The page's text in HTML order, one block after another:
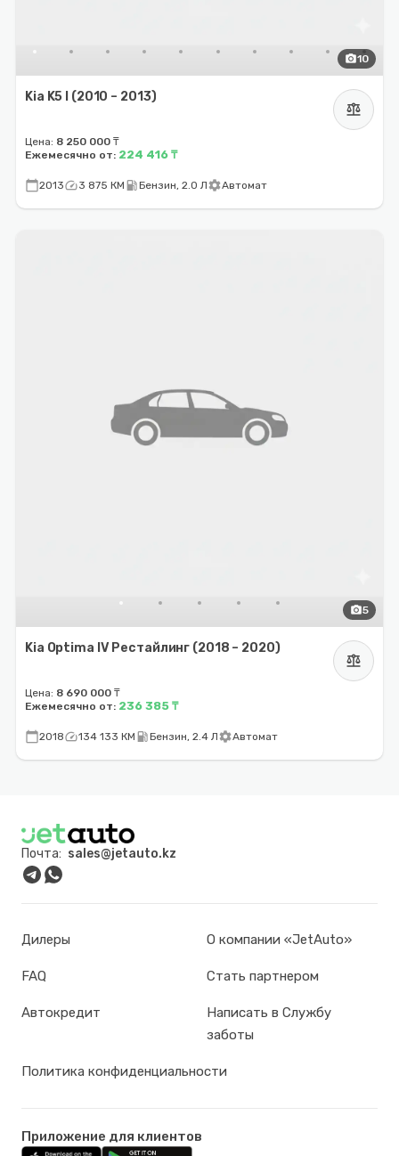
photo_camera10
Kia K5 I (2010 – 2013)
balance
Цена: 8 250 000 ₸
Ежемесячно от: 224 416 ₸
calendar_today2013speed3 875 КМ local_gas_stationБензин, 2.0 ЛsettingsАвтомат
photo_camera5
Kia Optima IV Рестайлинг (2018 – 2020)
balance
Цена: 8 690 000 ₸
Ежемесячно от: 236 385 ₸
calendar_today2018speed134 133 КМ local_gas_stationБензин, 2.4 ЛsettingsАвтомат
Почта: sales@jetauto.kz
Дилеры О компании «JetAuto»
FAQ Стать партнером
Автокредит
Написать в Службу
заботы
Политика конфиденциальности
Приложение для клиентов